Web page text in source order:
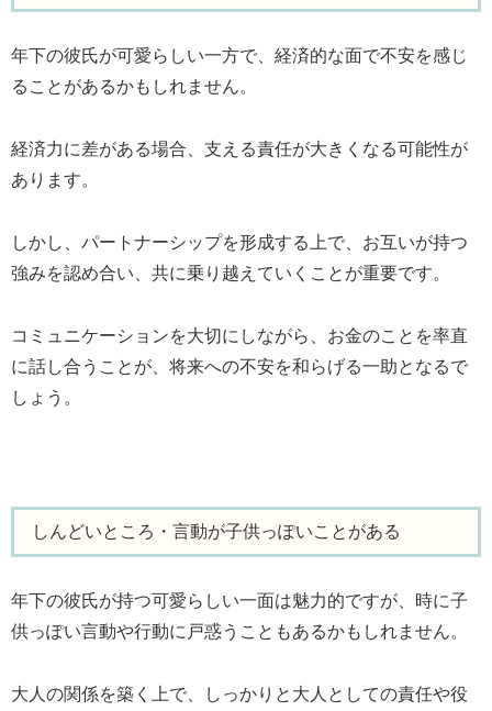
年下の彼氏が可愛らしい一方で、経済的な面で不安を感じ
ることがあるかもしれません。
経済力に差がある場合、支える責任が大きくなる可能性が
あります。
しかし、パートナーシップを形成する上で、お互いが持つ
強みを認め合い、共に乗り越えていくことが重要です。
コミュニケーションを大切にしながら、お金のことを率直
に話し合うことが、将来への不安を和らげる一助となるで
しょう。
しんどいところ・言動が子供っぽいことがある
年下の彼氏が持つ可愛らしい一面は魅力的ですが、時に子
供っぽい言動や行動に戸惑うこともあるかもしれません。
大人の関係を築く上で、しっかりと大人としての責任や役